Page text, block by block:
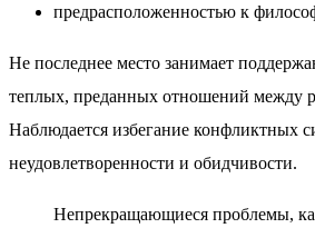
предрасположенностью к
Не последнее место занимает
теплых, преданных отношений между
Наблюдается избегание конфликтных
неудовлетворенности и обидчивости.
Непрекращающиеся проблемы,